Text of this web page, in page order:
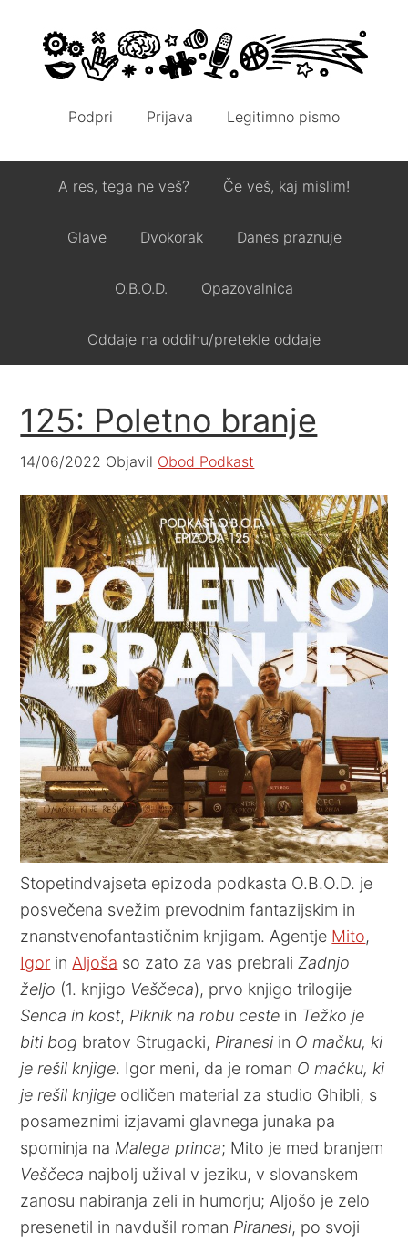
Podpri Prijava Legitimno pismo
A res, tega ne veš? Če veš, kaj mislim!
Glave Dvokorak Danes praznuje
O.B.O.D. Opazovalnica
Oddaje na oddihu/pretekle oddaje
125: Poletno branje
14/06/2022 Objavil Obod Podkast
Stopetindvajseta epizoda podkasta O.B.O.D. je
posvečena svežim prevodnim fantazijskim in
znanstvenofantastičnim knjigam. Agentje Mito,
Igor inAljoša so zato za vas prebraliZadnjo
željo (1. knjigo Veščeca), prvo knjigo trilogije
Senca in kost, Piknik na robu ceste in Težko je
biti bog bratov Strugacki, Piranesi in O mačku, ki
je rešil knjige. Igor meni, da je roman O mačku, ki
je rešil knjige odličen material za studio Ghibli, s
posameznimi izjavami glavnega junaka pa
spominja na Malega princa; Mito je med branjem
Veščeca najbolj užival v jeziku, v slovanskem
zanosu nabiranja zeli in humorju; Aljošo je zelo
presenetil in navdušil roman Piranesi, po svoji